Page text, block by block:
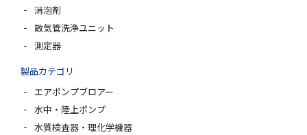
消泡剤
散気管洗浄ユニット
測定器
製品カテゴリ
エアポンプブロアー
水中・陸上ポンプ
水質検査器・理化学機器